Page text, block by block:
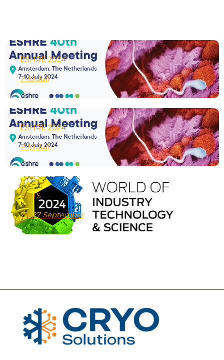
ESHRE 2024
7-10 Juli
ESHRE 2024
7-10 Juli
WoTS
24-27 September